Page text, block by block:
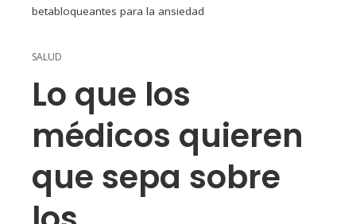
betabloqueantes para la ansiedad
SALUD
Lo que los
médicos quieren
que sepa sobre